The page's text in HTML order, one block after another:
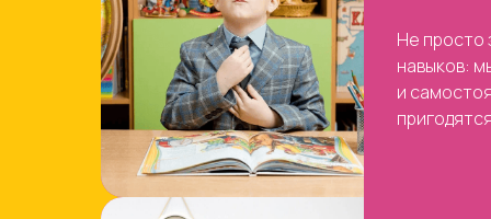
Не просто
навыков:
и